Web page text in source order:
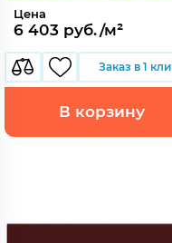
Цена
6 403 руб./м²
Заказ в 1
В корзину